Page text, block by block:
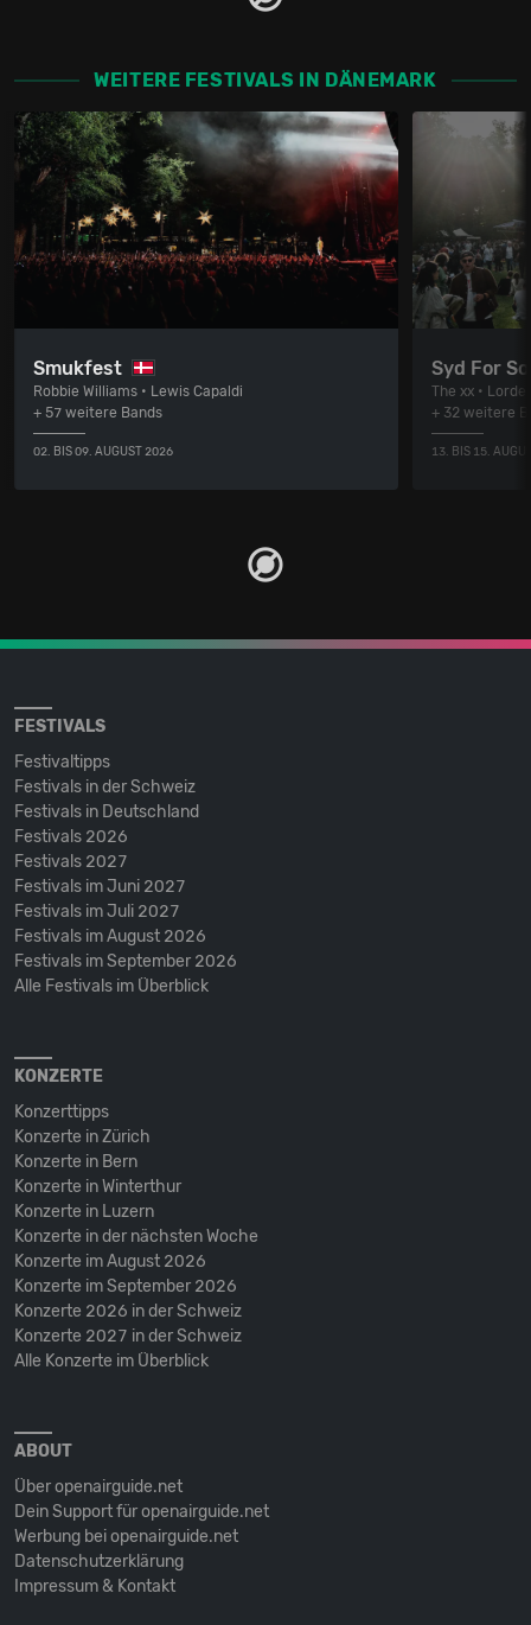
WEITERE FESTIVALS IN DÄNEMARK
Smukfest
Robbie Williams • Lewis Capaldi
+ 57 weitere Bands
02. BIS 09. AUGUST 2026
Syd For
The xx • Lorde
+ 32 weitere
13. BIS 15.
FESTIVALS
Festivaltipps
Festivals in der Schweiz
Festivals in Deutschland
Festivals 2026
Festivals 2027
Festivals im Juni 2027
Festivals im Juli 2027
Festivals im August 2026
Festivals im September 2026
Alle Festivals im Überblick
KONZERTE
Konzerttipps
Konzerte in Zürich
Konzerte in Bern
Konzerte in Winterthur
Konzerte in Luzern
Konzerte in der nächsten Woche
Konzerte im August 2026
Konzerte im September 2026
Konzerte 2026 in der Schweiz
Konzerte 2027 in der Schweiz
Alle Konzerte im Überblick
ABOUT
Über openairguide.net
Dein Support für openairguide.net
Werbung bei openairguide.net
Datenschutz­erklärung
Impressum & Kontakt